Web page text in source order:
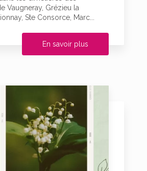
Vaugneray, Grézieu la
Ste Consorce, Marc...
En savoir plus